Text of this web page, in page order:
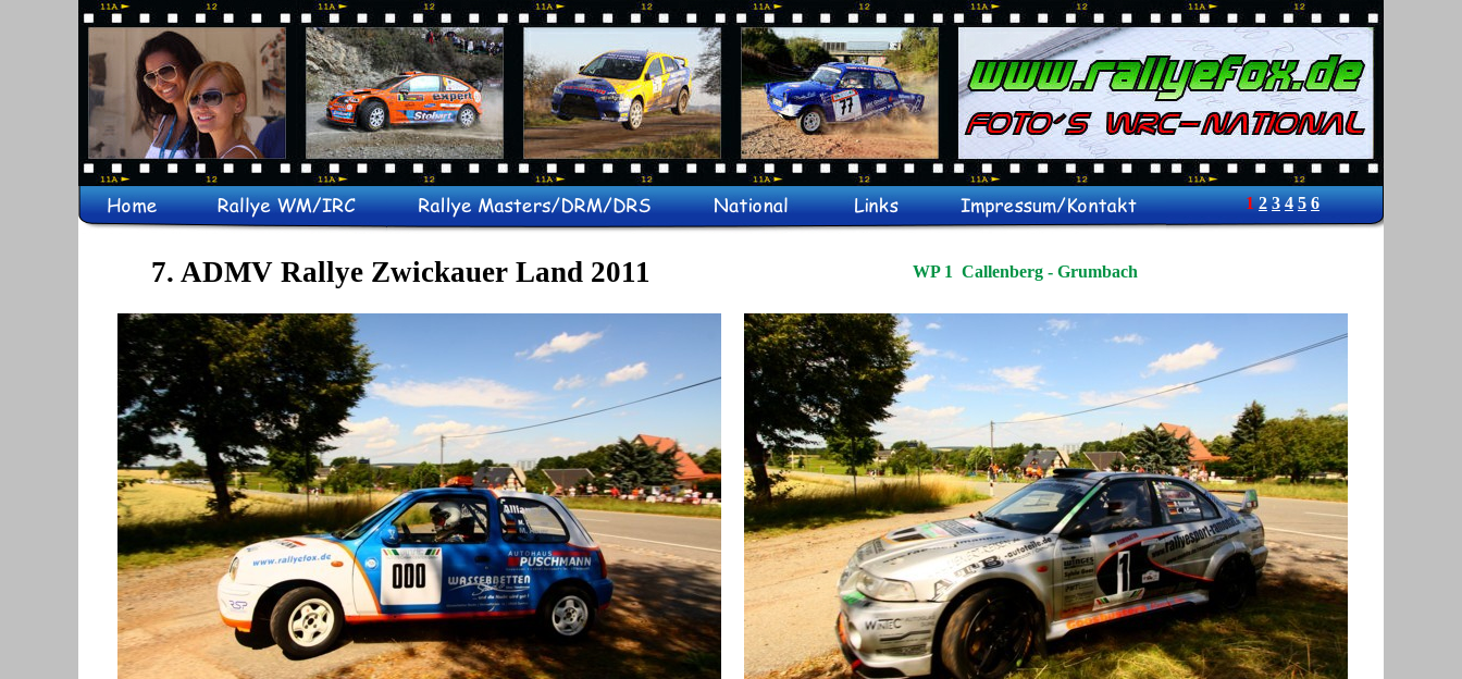
7. ADMV Rallye Zwickauer Land 2011
1 2 3 4 5 6
WP 1 Callenberg - Grumbach